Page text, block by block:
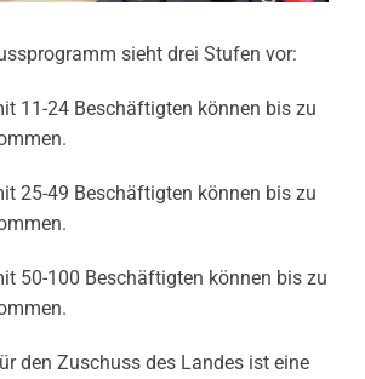
sieht drei Stufen vor:
11-24 Beschäftigten können bis zu
25-49 Beschäftigten können bis zu
50-100 Beschäftigten können bis zu
den Zuschuss des Landes ist eine